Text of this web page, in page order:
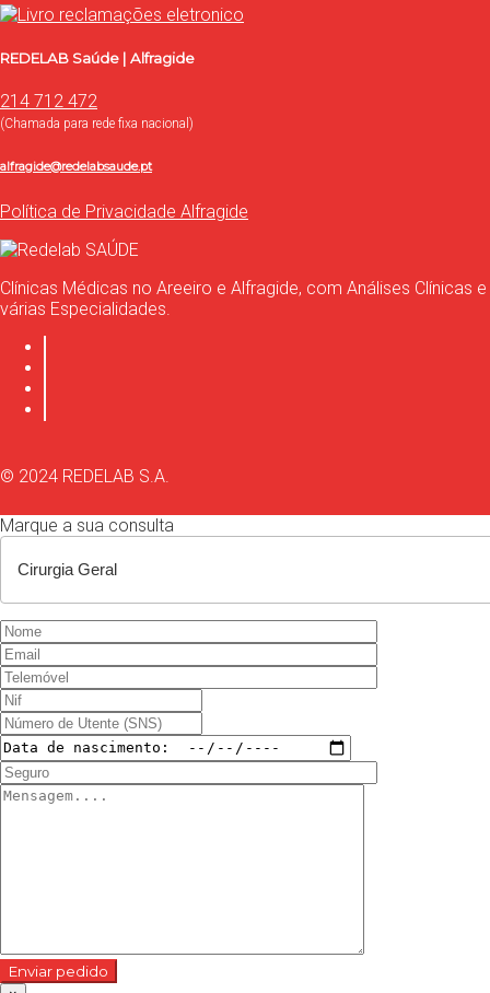
REDELAB Saúde | Alfragide
214 712 472
(Chamada para rede fixa nacional)
alfragide@redelabsaude.pt
Política de Privacidade Alfragide
Clínicas Médicas no Areeiro e Alfragide, com Análises Clínicas e
várias Especialidades.
© 2024 REDELAB S.A.
Marque a sua consulta
Enviar pedido